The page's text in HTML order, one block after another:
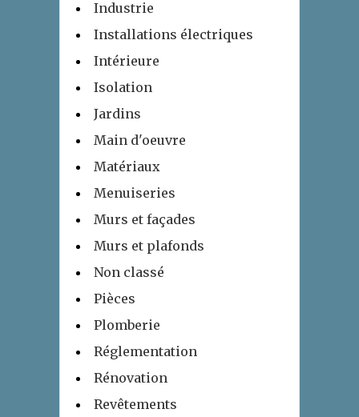
Industrie
Installations électriques
Intérieure
Isolation
Jardins
Main d'oeuvre
Matériaux
Menuiseries
Murs et façades
Murs et plafonds
Non classé
Pièces
Plomberie
Réglementation
Rénovation
Revêtements